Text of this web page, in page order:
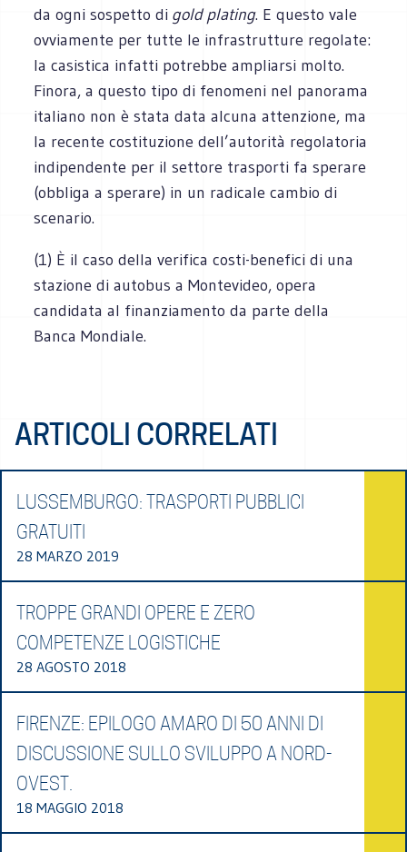
da ogni sospetto di gold plating. E questo vale
ovviamente per tutte le infrastrutture regolate:
la casistica infatti potrebbe ampliarsi molto.
Finora, a questo tipo di fenomeni nel panorama
italiano non è stata data alcuna attenzione, ma
la recente costituzione dell’autorità regolatoria
indipendente per il settore trasporti fa sperare
(obbliga a sperare) in un radicale cambio di
scenario.
(1) È il caso della verifica costi-benefici di una
stazione di autobus a Montevideo, opera
candidata al finanziamento da parte della
Banca Mondiale.
ARTICOLI CORRELATI
LUSSEMBURGO: TRASPORTI PUBBLICI
GRATUITI
28 MARZO 2019
TROPPE GRANDI OPERE E ZERO
COMPETENZE LOGISTICHE
28 AGOSTO 2018
FIRENZE: EPILOGO AMARO DI 50 ANNI DI
DISCUSSIONE SULLO SVILUPPO A NORD-
OVEST.
18 MAGGIO 2018